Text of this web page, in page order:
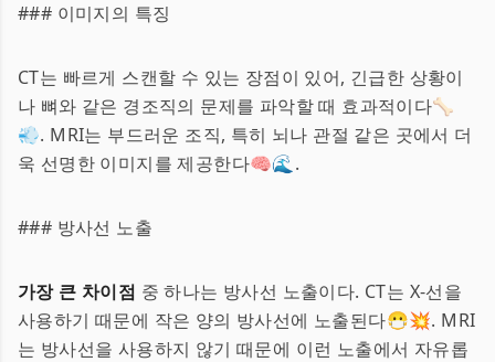
### 이미지의 특징
CT는 빠르게 스캔할 수 있는 장점이 있어, 긴급한 상황이
나 뼈와 같은 경조직의 문제를 파악할 때 효과적이다🦴
💨. MRI는 부드러운 조직, 특히 뇌나 관절 같은 곳에서 더
욱 선명한 이미지를 제공한다🧠🌊.
### 방사선 노출
가장 큰 차이점 중 하나는 방사선 노출이다. CT는 X-선을
사용하기 때문에 작은 양의 방사선에 노출된다😷💥. MRI
는 방사선을 사용하지 않기 때문에 이런 노출에서 자유롭